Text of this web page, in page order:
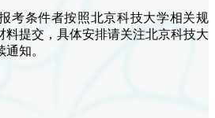
考条件者按照北京科技大学相关规
料提交 ，具体安排请关注北京科技大
知。